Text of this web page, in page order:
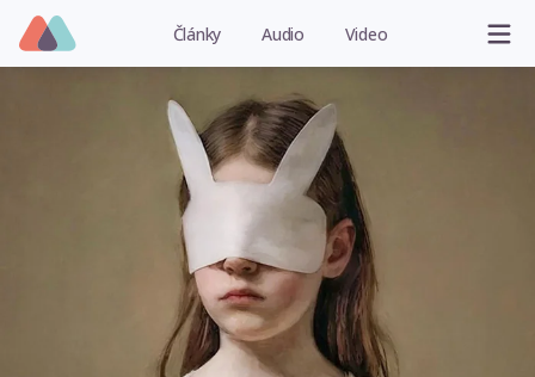
Články Audio Video